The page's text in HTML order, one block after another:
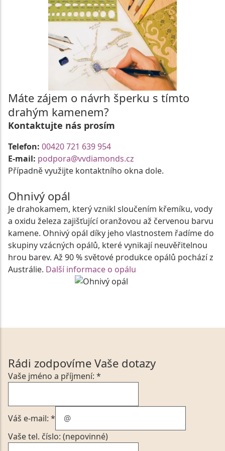
Máte zájem o návrh šperku s tímto
drahým kamenem?
Kontaktujte nás prosím
Telefon: 00420 721 639 954
E-mail: podpora@vvdiamonds.cz
Případně využijte kontaktního okna dole.
Ohnivý opál
Je drahokamem, který vznikl sloučením křemíku, vody
a oxidu železa zajišťující oranžovou až červenou barvu
kamene. Ohnivý opál díky jeho vlastnostem řadíme do
skupiny vzácných opálů, které vynikají neuvěřitelnou
hrou barev. Až 90 % světové produkce opálů pochází z
Austrálie. Další informace o opálu
Rádi zodpovíme Vaše dotazy
Vaše jméno a příjmení: *
Váš e-mail: *
Vaše tel. číslo: (nepovinné)